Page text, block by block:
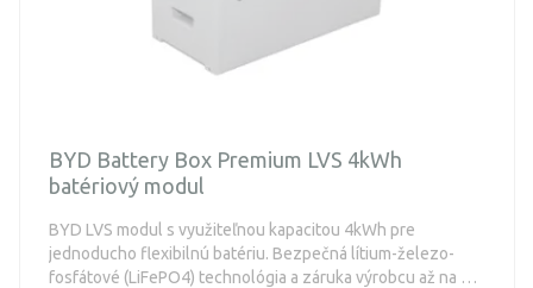
BYD Battery Box Premium LVS 4kWh
batériový modul
BYD LVS modul s využiteľnou kapacitou 4kWh pre
jednoducho flexibilnú batériu. Bezpečná lítium-železo-
fosfátové (LiFePO4) technológia a záruka výrobcu až na 10